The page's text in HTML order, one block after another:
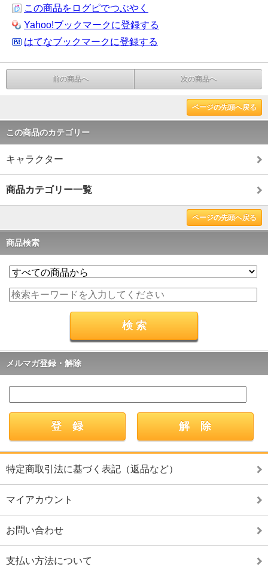
この商品をログピでつぶやく
Yahoo!ブックマークに登録する
はてなブックマークに登録する
前の商品へ 次の商品へ
ページの先頭へ戻る
この商品のカテゴリー
キャラクター
商品カテゴリー一覧
ページの先頭へ戻る
商品検索
メルマガ登録・解除
特定商取引法に基づく表記（返品など）
マイアカウント
お問い合わせ
支払い方法について